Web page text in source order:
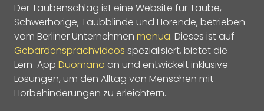
Der Taubenschlag ist eine Website für Taube,
Schwerhörige, Taubblinde und Hörende, betrieben
vom Berliner Unternehmen manua. Dieses ist auf
Gebärdensprachvideos spezialisiert, bietet die
Lern-App Duomano an und entwickelt inklusive
Lösungen, um den Alltag von Menschen mit
Hörbehinderungen zu erleichtern.